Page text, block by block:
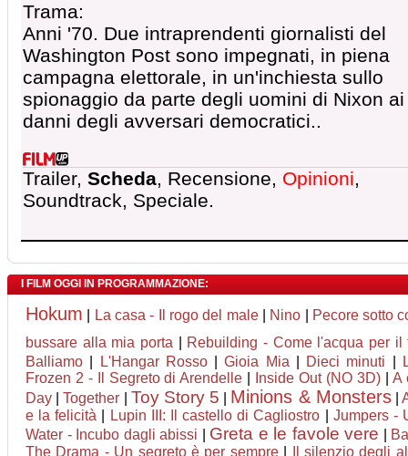
Trama:
Anni '70. Due intraprendenti giornalisti del
Washington Post sono impegnati, in piena
campagna elettorale, in un'inchiesta sullo
spionaggio da parte degli uomini di Nixon ai
danni degli avversari democratici..
Trailer, Scheda, Recensione, Opinioni,
Soundtrack, Speciale.
I FILM OGGI IN PROGRAMMAZIONE:
Hokum La casa - Il rogo del male| Nino
Pecore sotto
bussare alla mia porta
Rebuilding - Come l'acqua per il
Balliamo
L'Hangar Rosso|Gioia Mia Dieci minuti
Frozen 2 - Il Segreto di Arendelle
Inside Out (NO 3D)| A
Day |Together Toy Story 5 Minions & Monsters|
e la felicità
Lupin III: Il castello di Cagliostro
Jumpers -
Water - Incubo dagli abissi
Greta e le favole vere
The Drama - Un segreto è per sempre|
Il silenzio degli